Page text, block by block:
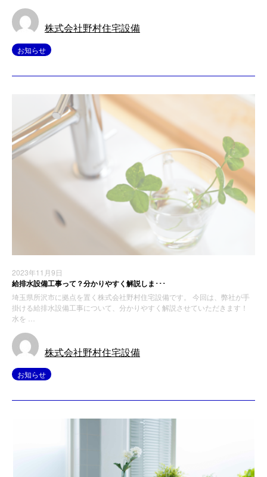
株式会社野村住宅設備
お知らせ
2023年11月9日
給排水設備工事って？分かりやすく解説しま･･･
埼玉県所沢市に拠点を置く株式会社野村住宅設備です。 今回は、弊社が手
掛ける給排水設備工事について、分かりやすく解説させていただきます！
水を …
株式会社野村住宅設備
お知らせ